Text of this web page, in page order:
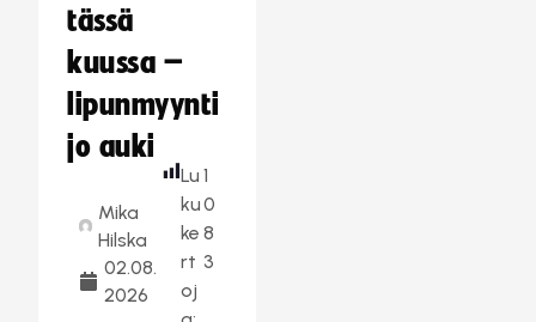
tässä
kuussa –
lipunmyynti
jo auki
Mika
Hilska
02.08.
2026
Lu
ku
ke
rt
oj
1
0
8
3